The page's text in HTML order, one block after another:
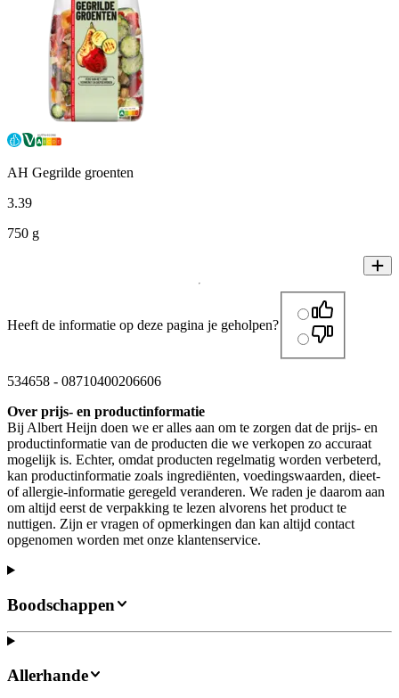
AH Gegrilde groenten
3.39
750 g
Heeft de informatie op deze pagina je geholpen?
534658 - 08710400206606
Over prijs- en productinformatie
Bij Albert Heijn doen we er alles aan om te zorgen dat de prijs- en
productinformatie van de producten die we verkopen zo accuraat
mogelijk is. Echter, omdat producten regelmatig worden verbeterd,
kan productinformatie zoals ingrediënten, voedingswaarden, dieet-
of allergie-informatie geregeld veranderen. We raden je daarom aan
om altijd eerst de verpakking te lezen alvorens het product te
nuttigen. Zijn er vragen of opmerkingen dan kan altijd contact
opgenomen worden met onze klantenservice.
Boodschappen
Allerhande